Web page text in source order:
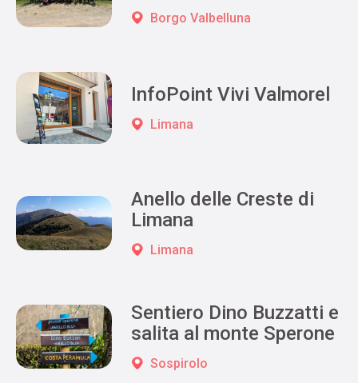
Borgo Valbelluna
InfoPoint Vivi Valmorel
Limana
Anello delle Creste di
Limana
Limana
Sentiero Dino Buzzatti e
salita al monte Sperone
Sospirolo